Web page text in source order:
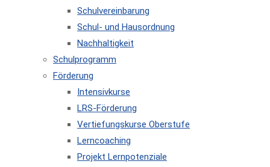
Schulvereinbarung
Schul- und Hausordnung
Nachhaltigkeit
Schulprogramm
Förderung
Intensivkurse
LRS-Förderung
Vertiefungskurse Oberstufe
Lerncoaching
Projekt Lernpotenziale